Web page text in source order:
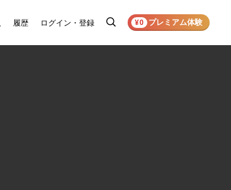
履歴 ログイン・登録
検
¥0 プレミアム体験